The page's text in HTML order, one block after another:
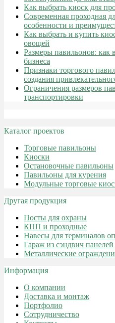
Как выбрать киоск для
Современная проходная
особенности и
Как выбрать и купить
овощей
Размеры павильонов: как
бизнеса
Признаки торгового
создания
Ограничения размеров
транспортировки
Каталог проектов
Торговые павильоны
Киоски
Остановочные павильоны
Павильоны для курения
Модульные торговые
Другая продукция
Посты для охраны
КПП и проходные
Навесы для терминалов
Гараж из сэндвич панелей
Металлические
Информация
О компании
Доставка и монтаж
Портфолио
Сотрудничество